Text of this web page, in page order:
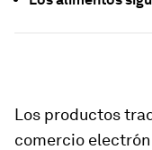
Los productos
comercio